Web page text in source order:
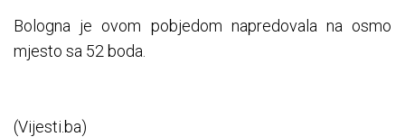
Bologna je ovom pobjedom napredovala na osmo
mjesto sa 52 boda.
(Vijesti.ba)